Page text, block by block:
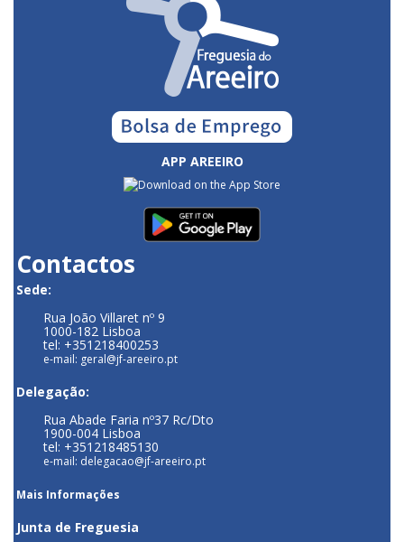
APP AREEIRO
Contactos
Sede:
Rua João Villaret nº 9
1000-182 Lisboa
tel: +351218400253
e-mail: geral@jf-areeiro.pt
Delegação:
Rua Abade Faria nº37 Rc/Dto
1900-004 Lisboa
tel: +351218485130
e-mail: delegacao@jf-areeiro.pt
Mais Informações
Junta de Freguesia